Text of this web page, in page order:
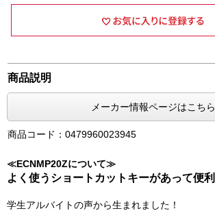
商品説明
メーカー情報ページはこちら
商品コード：0479960023945
≪ECNMP20Zについて≫
よく使うショートカットキーがあって便利
学生アルバイトの声から生まれました！